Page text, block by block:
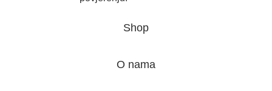
Shop
O nama